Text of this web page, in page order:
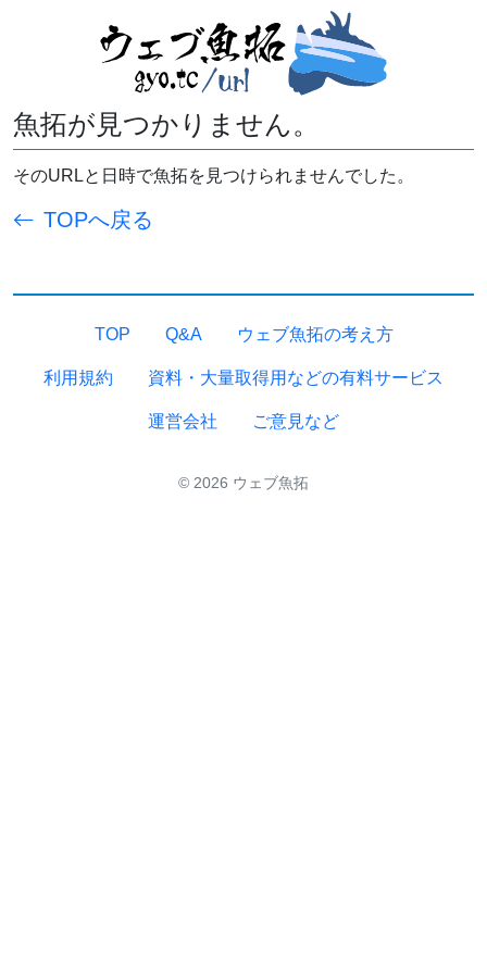
魚拓が見つかりません。
そのURLと日時で魚拓を見つけられませんでした。
TOPへ戻る
TOP Q&A ウェブ魚拓の考え方
利用規約 資料・大量取得用などの有料サービス
運営会社 ご意見など
© 2026 ウェブ魚拓